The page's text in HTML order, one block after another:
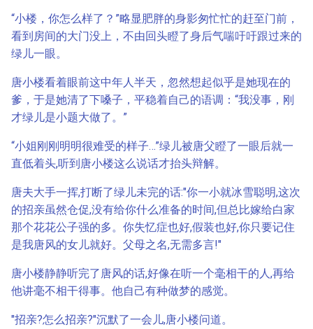
“小楼，你怎么样了？”略显肥胖的身影匆忙忙的赶至门前，
看到房间的大门没上，不由回头瞪了身后气喘吁吁跟过来的
绿儿一眼。
唐小楼看着眼前这中年人半天，忽然想起似乎是她现在的
爹，于是她清了下嗓子，平稳着自己的语调：“我没事，刚
才绿儿是小题大做了。”
“小姐刚刚明明很难受的样子…”绿儿被唐父瞪了一眼后就一
直低着头,听到唐小楼这么说话才抬头辩解。
唐夫大手一挥,打断了绿儿未完的话:"你一小就冰雪聪明,这次
的招亲虽然仓促,没有给你什么准备的时间,但总比嫁给白家
那个花花公子强的多。你失忆症也好,假装也好,你只要记住
是我唐风的女儿就好。父母之名,无需多言!"
唐小楼静静听完了唐风的话,好像在听一个毫相干的人,再给
他讲毫不相干得事。他自己有种做梦的感觉。
"招亲?怎么招亲?"沉默了一会儿,唐小楼问道。